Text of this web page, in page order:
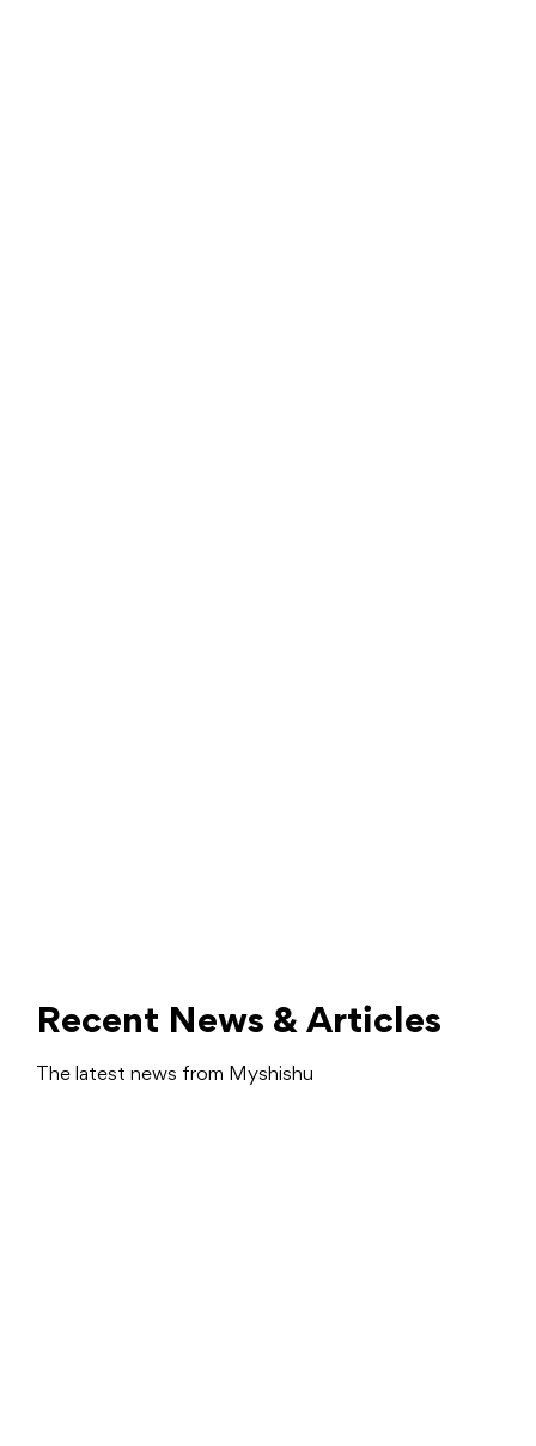
Recent News & Articles
The latest news from Myshishu